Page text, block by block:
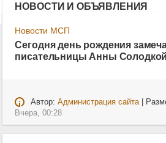
НОВОСТИ И ОБЪЯВЛЕНИЯ
Новости МСП
Сегодня день рождения
писательницы Анны Солодкой
Автор: Администрация сайта|
Вчера, 00:28